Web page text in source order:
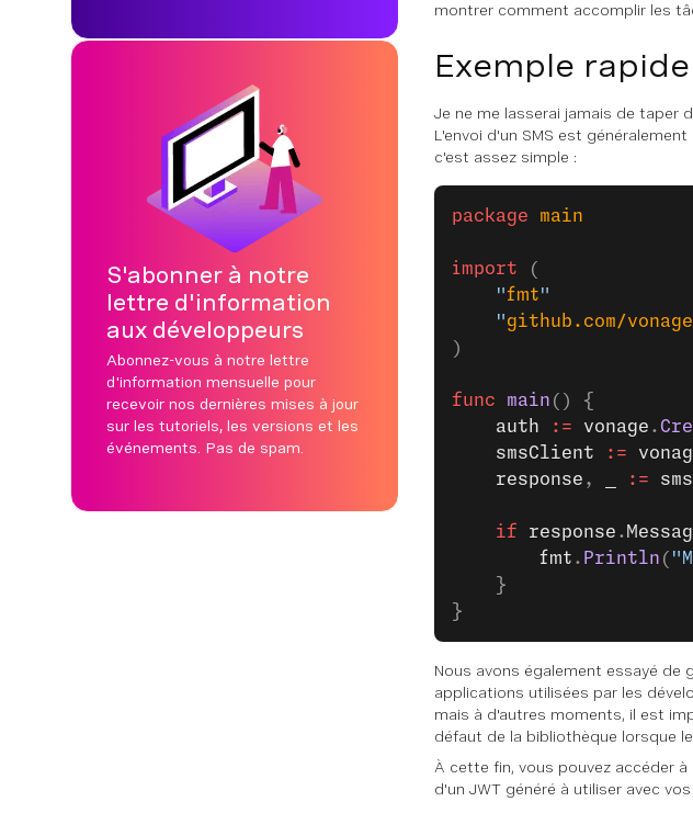
S'abonner à notre
lettre d'information
aux développeurs
Abonnez-vous à notre lettre
d'information mensuelle pour
recevoir nos dernières mises à jour
sur les tutoriels, les versions et les
événements. Pas de spam.
montrer comment accomplir les
Exemple
Je ne me lasserai jamais de taper
L'envoi d'un SMS est
c'est assez simple :
package main
import (
	"
fmt"
	"
github.com/
)
func main () {
	auth
:= vonage .
	smsClient
:=
	response
, :=
	if
response .
		fmt
. Println (
	}
}
Nous avons également essayé de
applications utilisées par les
mais à d'autres moments, il est
défaut de la bibliothèque lorsque
À cette fin, vous pouvez accéder
d'un JWT généré à utiliser avec